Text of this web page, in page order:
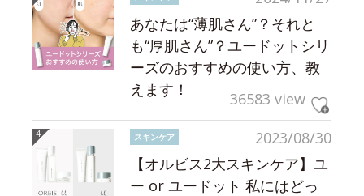
あなたは“薄肌さん”？それと
も“厚肌さん”？ユードットシリ
ーズのおすすめの使い方、教
えます！
36583 view
2023/08/30
スキンケア
【オルビス2大スキンケア】ユ
ー or ユードット 私にはどっ